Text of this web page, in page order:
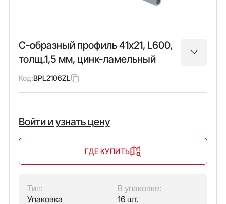
С-образный профиль 41х21, L600,
толщ.1,5 мм, цинк-ламельный
Код:BPL2106ZL
Войти и узнать цену
ГДЕ КУПИТЬ
Тип:
Упаковка
В упаковке:
16 шт.